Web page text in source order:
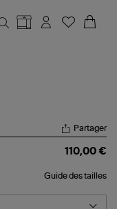
Partager
110,00 €
Guide des tailles